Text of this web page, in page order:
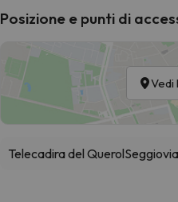
Posizione e punti di
Vedi
Telecadira del QuerolSeggiovia